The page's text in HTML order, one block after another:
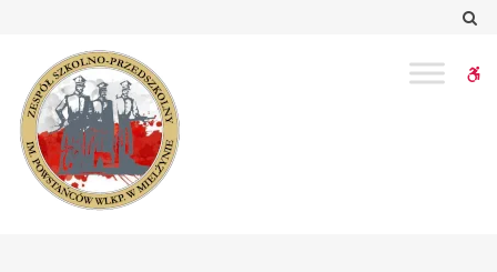
edukacyjna
Uniwersytet
Przyrodniczy
Poznaniu